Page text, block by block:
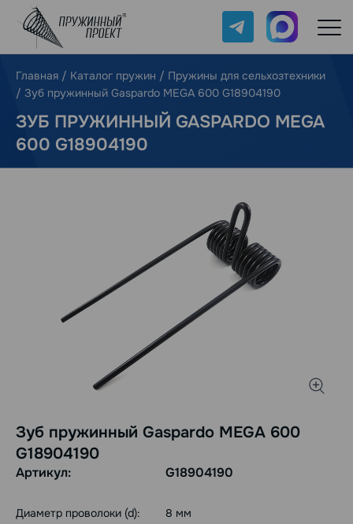
Telegram Max
Главная / Каталог пружин / Пружины для сельхозтехники
/ Зуб пружинный Gaspardo MEGA 600 G18904190
ЗУБ ПРУЖИННЫЙ GASPARDO MEGA
600 G18904190
Зуб пружинный Gaspardo MEGA 600
G18904190
Артикул: G18904190
Диаметр проволоки (d): 8 мм